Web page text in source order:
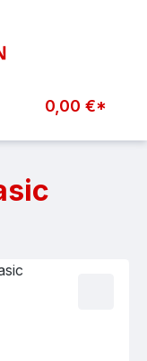
0,00 €*